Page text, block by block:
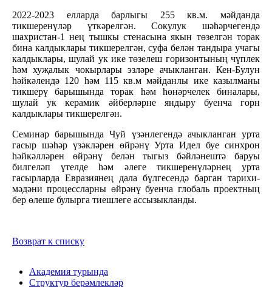
2022-2023 елларда барлыгы 255 кв.м. мәйданда
тикшеренүләр үткәрелгән. Сокулук шәһәрчегендә
шахристан-1 нең тышкы стенасына якын төзелгән торак
бина калдыклары тикшерелгән, суфа белән тандыра учагы
калдыклары, шулай ук ике төзелеш горизонтының чүплек
һәм хуҗалык чокырлары эзләре ачыкланган. Кен-Булун
һәйкәлендә 120 һәм 115 кв.м мәйданлы ике казылманы
тикшерү барышында торак һәм һөнәрчелек биналары,
шулай ук керамик әйберләрне яндыру буенча горн
калдыклары тикшерелгән.
Семинар барышында Чуй үзәнлегендә ачыкланган урта
гасыр шәһәр үзәкләрен өйрәнү Урта Идел буе синхрон
һәйкәлләрен өйрәнү белән тыгыз бәйләнештә баруы
билгеләп үтелде һәм әлеге тикшеренүләрнең урта
гасырларда Евразиянең дала бүлгесендә барган тарихи-
мәдәни процессларны өйрәнү буенча глобаль проектның
бер өлеше булырга тиешлеге ассызыкланды.
Возврат к списку
Академия турында
Структур берәмлекләр